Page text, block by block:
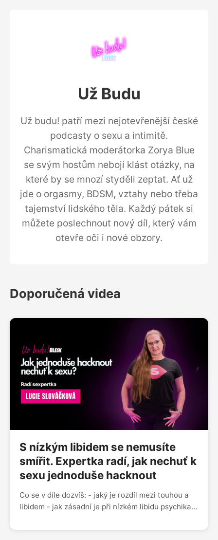
Už Budu
Už budu! patří mezi nejotevřenější české
podcasty o sexu a intimitě.
Charismatická moderátorka Zorya Blue
se svým hostům nebojí klást otázky, na
které by se mnozí styděli zeptat. Ať už
jde o orgasmy, BDSM, vztahy nebo třeba
tajemství lidského těla. Každý pátek si
můžete poslechnout nový díl, který vám
otevře oči i nové obzory.
Doporučená videa
S nízkým libidem se nemusíte
smířit. Expertka radí, jak nechuť k
sexu jednoduše hacknout
Co se v díle dozvíš: - jaký je rozdíl mezi touhou a
libidem - jak zásadní je při nízkém libidu psychika -
nebo hlava - jak jsou na tom s libidem Češky a Češi